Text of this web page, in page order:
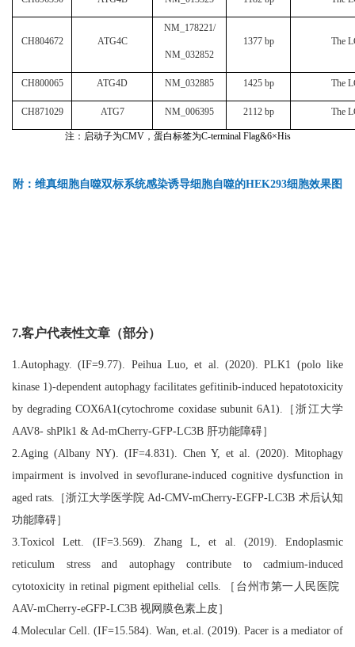
CH804672 ATG4C
NM_178221/
NM_032852
1377 bp The
CH800065 ATG4D NM_032885 1425 bp The
CH871029 ATG7 NM_006395 2112 bp The
注：启动子为CMV，蛋白标签为C-terminal Flag&6×His
附：维真细胞自噬双标系统感染诱导细胞自噬的HEK293细胞效果图
7.客户代表性文章（部分）
1.Autophagy. (IF=9.77). Peihua Luo, et al. (2020). PLK1 (polo like
kinase 1)-dependent autophagy facilitates gefitinib-induced hepatotoxicity
by degrading COX6A1(cytochrome coxidase subunit 6A1).［浙江大学
AAV8- shPlk1 & Ad-mCherry-GFP-LC3B 肝功能障碍］
2.Aging (Albany NY). (IF=4.831). Chen Y, et al. (2020). Mitophagy
impairment is involved in sevoflurane-induced cognitive dysfunction in
aged rats.［浙江大学医学院 Ad-CMV-mCherry-EGFP-LC3B 术后认知
功能障碍］
3.Toxicol Lett. (IF=3.569). Zhang L, et al. (2019). Endoplasmic
reticulum stress and autophagy contribute to cadmium-induced
cytotoxicity in retinal pigment epithelial cells. ［台州市第一人民医院
AAV-mCherry-eGFP-LC3B 视网膜色素上皮］
4.Molecular Cell. (IF=15.584). Wan, et.al. (2019). Pacer is a mediator of